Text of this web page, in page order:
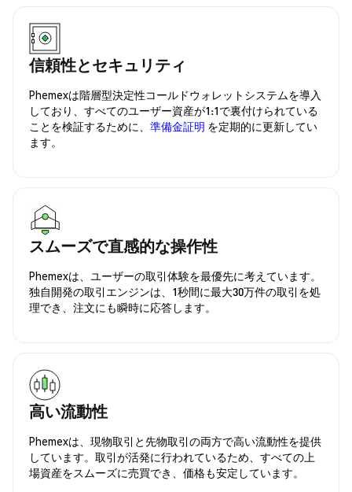
信頼性とセキュリティ
Phemexは階層型決定性コールドウォレットシステムを導入
しており、すべてのユーザー資産が1:1で裏付けられている
ことを検証するために、 準備金証明 を定期的に更新してい
ます。
スムーズで直感的な操作性
Phemexは、ユーザーの取引体験を最優先に考えています。
独自開発の取引エンジンは、1秒間に最大30万件の取引を処
理でき、注文にも瞬時に応答します。
高い流動性
Phemexは、現物取引と先物取引の両方で高い流動性を提供
しています。取引が活発に行われているため、すべての上
場資産をスムーズに売買でき、価格も安定しています。